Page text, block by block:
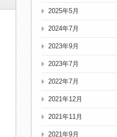
2025年5月
2024年7月
2023年9月
2023年7月
2022年7月
2021年12月
2021年11月
2021年9月